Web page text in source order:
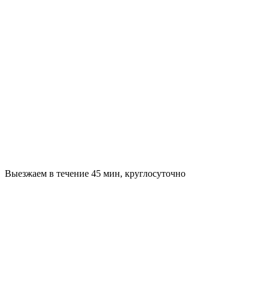
Выезжаем в течение 45 мин, круглосуточно